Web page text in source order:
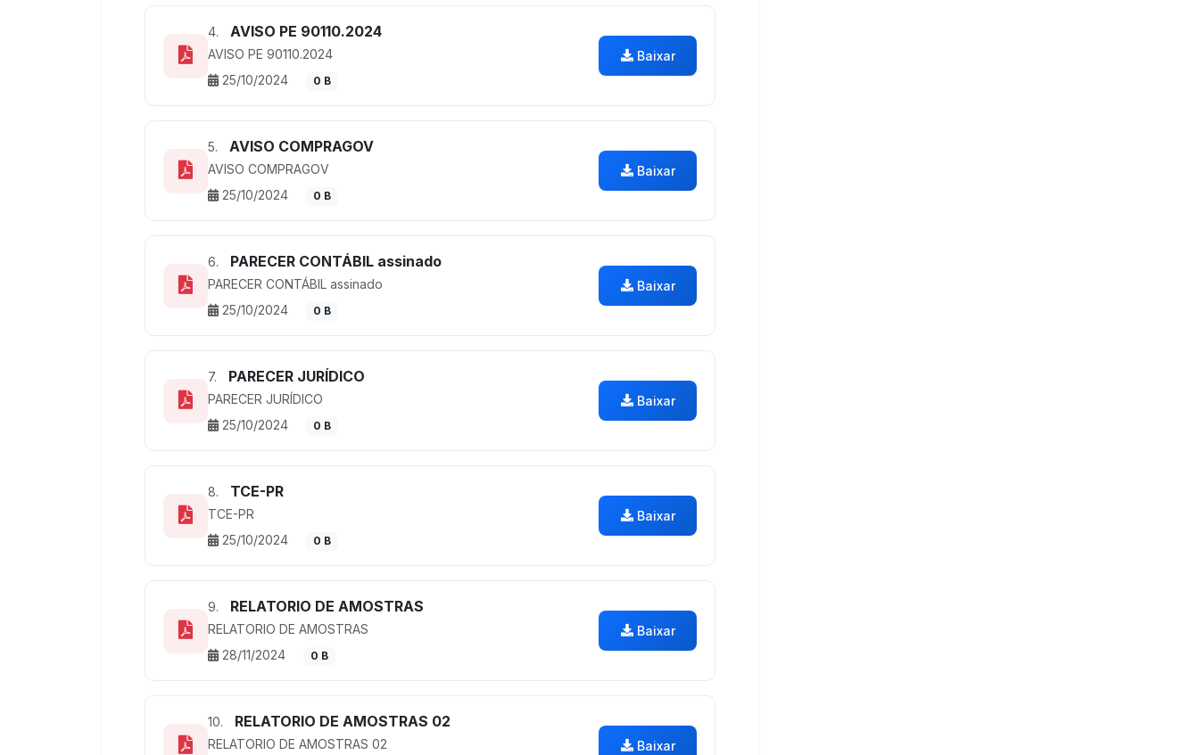
4. AVISO PE 90110.2024
AVISO PE 90110.2024
25/10/2024
0 B
Baixar
5. AVISO COMPRAGOV
AVISO COMPRAGOV
25/10/2024
0 B
Baixar
6. PARECER CONTÁBIL assinado
PARECER CONTÁBIL assinado
25/10/2024
0 B
Baixar
7. PARECER JURÍDICO
PARECER JURÍDICO
25/10/2024
0 B
Baixar
8. TCE-PR
TCE-PR
25/10/2024
0 B
Baixar
9. RELATORIO DE AMOSTRAS
RELATORIO DE AMOSTRAS
28/11/2024
0 B
Baixar
10. RELATORIO DE AMOSTRAS 02
RELATORIO DE AMOSTRAS 02
Baixar